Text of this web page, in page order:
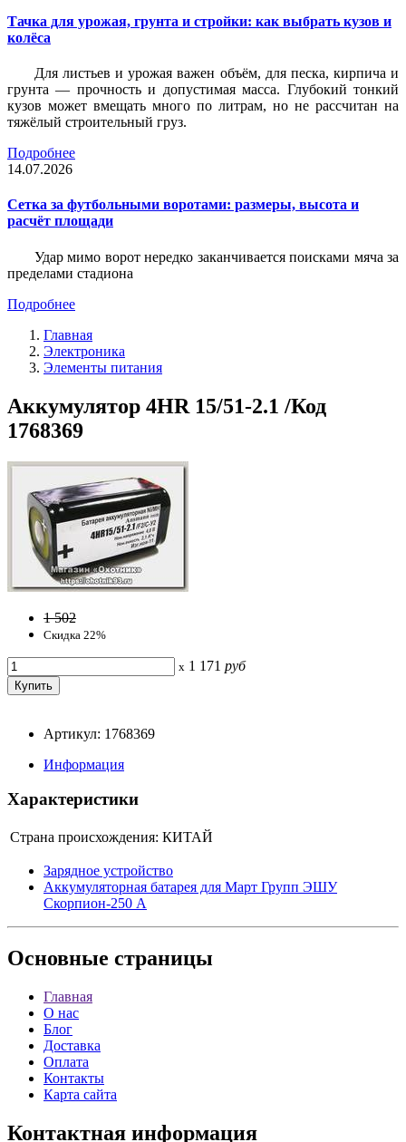
Тачка для урожая, грунта и стройки: как выбрать кузов и
колёса
Для листьев и урожая важен объём, для песка, кирпича и
грунта — прочность и допустимая масса. Глубокий тонкий
кузов может вмещать много по литрам, но не рассчитан на
тяжёлый строительный груз.
Подробнее
14.07.2026
Сетка за футбольными воротами: размеры, высота и
расчёт площади
Удар мимо ворот нередко заканчивается поисками мяча за
пределами стадиона
Подробнее
Главная
Электроника
Элементы питания
Аккумулятор 4HR 15/51-2.1 /Код
1768369
1 502
Скидка 22%
x 1 171 руб
Артикул: 1768369
Информация
Характеристики
Страна происхождения: КИТАЙ
Зарядное устройство
Аккумуляторная батарея для Март Групп ЭШУ
Скорпион-250 А
Основные страницы
Главная
О нас
Блог
Доставка
Оплата
Контакты
Карта сайта
Контактная информация